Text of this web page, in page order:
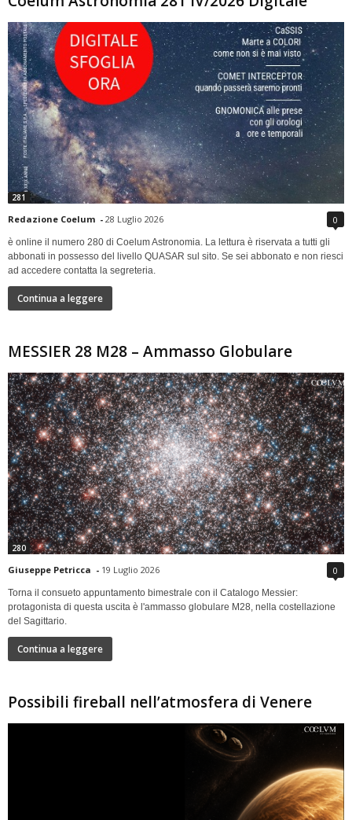
281
Redazione Coelum - 28 Luglio 2026 0
è online il numero 280 di Coelum Astronomia. La lettura è riservata a tutti gli
abbonati in possesso del livello QUASAR sul sito. Se sei abbonato e non riesci
ad accedere contatta la segreteria.
Continua a leggere
MESSIER 28 M28 – Ammasso Globulare
280
Giuseppe Petricca - 19 Luglio 2026 0
Torna il consueto appuntamento bimestrale con il Catalogo Messier:
protagonista di questa uscita è l'ammasso globulare M28, nella costellazione
del Sagittario.
Continua a leggere
Possibili fireball nell’atmosfera di Venere